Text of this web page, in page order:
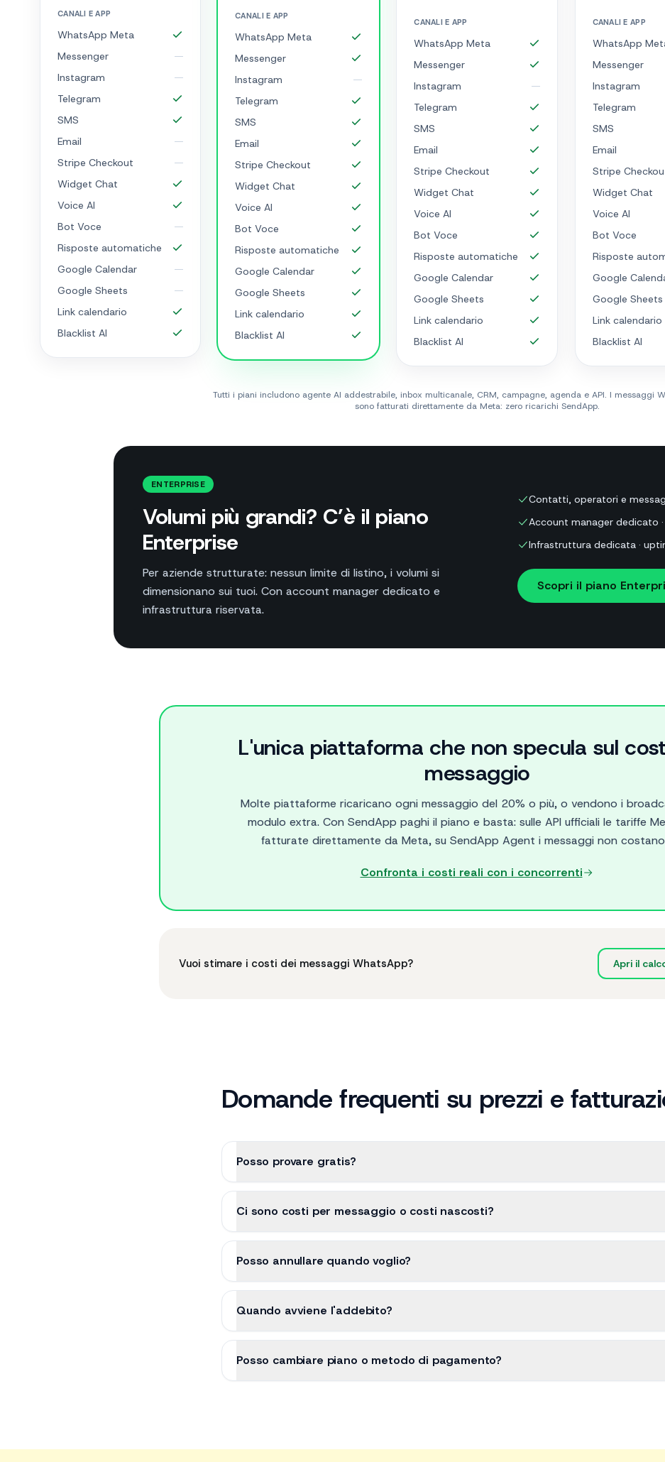
CANALI E APP
WhatsApp Meta
Messenger
Instagram
Telegram
SMS
Email
Stripe Checkout
Widget Chat
Voice AI
Bot Voce
Risposte automatiche
Google Calendar
Google Sheets
Link calendario
Blacklist AI
CANALI E APP
WhatsApp Meta
Messenger
Instagram
Telegram
SMS
Email
Stripe Checkout
Widget Chat
Voice AI
Bot Voce
Risposte automatiche
Google Calendar
Google Sheets
Link calendario
Blacklist AI
CANALI E APP
WhatsApp Meta
Messenger
Instagram
Telegram
SMS
Email
Stripe Checkout
Widget Chat
Voice AI
Bot Voce
Risposte automatiche
Google Calendar
Google Sheets
Link calendario
Blacklist AI
CANALI E APP
WhatsApp
Messenger
Instagram
Telegram
SMS
Email
Stripe
Widget Chat
Voice AI
Bot Voce
Risposte
Google
Google Sheets
Link calendario
Blacklist AI
Tutti i piani includono agente AI addestrabile, inbox multicanale, CRM, campagne, agenda e API. I messaggi
sono fatturati direttamente da Meta: zero ricarichi SendApp.
ENTERPRISE
Volumi più grandi? C’è il piano
Enterprise
Per aziende strutturate: nessun limite di listino, i volumi si
dimensionano sui tuoi. Con account manager dedicato e
infrastruttura riservata.
Contatti, operatori e
Account manager dedicato
Infrastruttura dedicata ·
Scopri il piano
L'unica piattaforma che non specula sul
messaggio
Molte piattaforme ricaricano ogni messaggio del 20% o più, o vendono i
modulo extra. Con SendApp paghi il piano e basta: sulle API ufficiali le tariffe
fatturate direttamente da Meta, su SendApp Agent i messaggi non costano
Confronta i costi reali con i concorrenti
Vuoi stimare i costi dei messaggi WhatsApp? Apri il
Domande frequenti su prezzi e
Posso provare gratis?
Ci sono costi per messaggio o costi nascosti?
Posso annullare quando voglio?
Quando avviene l'addebito?
Posso cambiare piano o metodo di pagamento?